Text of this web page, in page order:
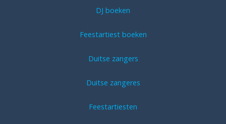
DJ boeken
Feestartiest boeken
Duitse zangers
Duitse zangeres
Feestartiesten